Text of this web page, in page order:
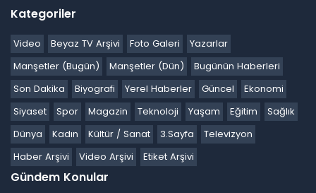
Kategoriler
Video Beyaz TV Arşivi Foto Galeri
Yazarlar
Manşetler (Bugün)
Manşetler (Dün)
Bugünün Haberleri
Son Dakika
Biyografi Yerel Haberler Güncel
Ekonomi
Siyaset
Spor Magazin Teknoloji Yaşam Eğitim
Sağlık
Dünya
Kadın Kültür / Sanat 3.Sayfa
Televizyon
Haber Arşivi
Video Arşivi Etiket Arşivi
Gündem Konular